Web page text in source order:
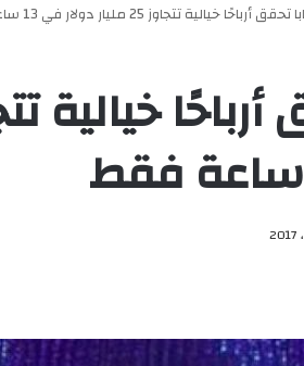
أرباحًا خيالية تتجاوز 25 مليار دولار في 13 ساعة فقط